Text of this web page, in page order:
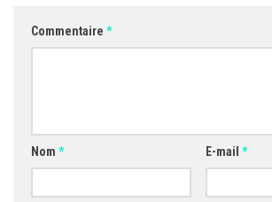
Commentaire *
Nom * E-mail *